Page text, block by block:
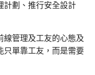
計劃、推行安全設計
線管理及工友的心態及
只單靠工友，而是需要